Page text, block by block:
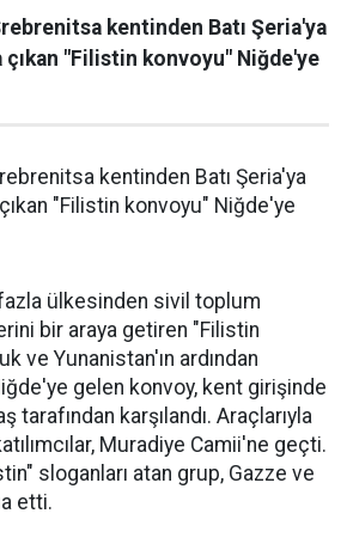
kentinden Batı Şeria'ya
"Filistin konvoyu" Niğde'ye
kentinden Batı Şeria'ya
"Filistin konvoyu" Niğde'ye
ülkesinden sivil toplum
bir araya getiren "Filistin
ve Yunanistan'ın ardından
gelen konvoy, kent girişinde
tarafından karşılandı. Araçlarıyla
Muradiye Camii'ne geçti.
sloganları atan grup, Gazze ve
etti.